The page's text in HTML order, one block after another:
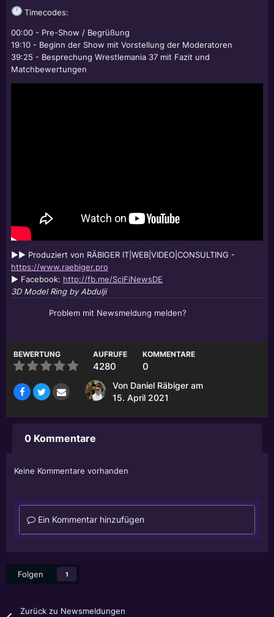
Timecodes:
00:00 - Pre-Show / Begrüßung
19:10 - Beginn der Show mit Vorstellung der Moderatoren
39:25 - Besprechung Wrestlemania 37 mit Fazit und
Matchbewertungen
►► Produziert von RÄBIGER IT|WEB|VIDEO|CONSULTING -
https://www.raebiger.pro
► Facebook: http://fb.me/SciFiNewsDE
3D Model Ring by Abdulji
Problem mit Newsmeldung melden?
BEWERTUNG AUFRUFE
4280
KOMMENTARE
0
Von Daniel Räbiger am
15. April 2021
0 Kommentare
Keine Kommentare vorhanden
Ein Kommentar hinzufügen
Folgen 1
Zurück zu Newsmeldungen